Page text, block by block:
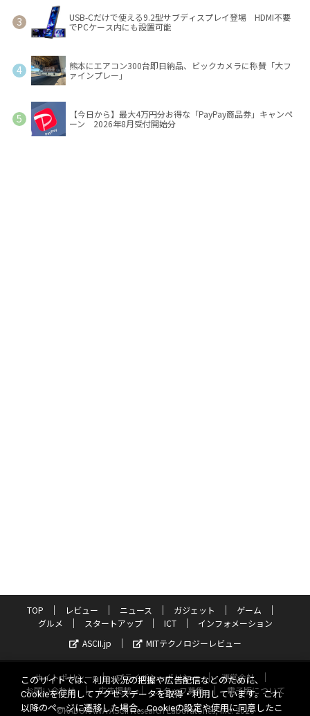
USB-Cだけで使える9.2型サブディスプレイ登場 HDMI不要
でPCケース内にも設置可能
熊本にエアコン300台即日納品、ビックカメラに称賛「大フ
ァインプレー」
【今日から】最大4万円分お得な「PayPay商品券」キャンペ
ーン 2026年8月受付開始分
TOP レビュー ニュース ガジェット
ゲーム
グルメ
スタートアップ ICT
インフォメーション
ASCII.jp
MITテクノロジーレビュー
サイトポリシー プライバシーポリシー
運営会社
お問い合わせ
広告掲載 スタッフ募集
電子版について
©KADOKAWA ASCII Research Laboratories, Inc. 2026
このサイトでは、利用状況の把握や広告配信などのために、
Cookieを使用してアクセスデータを取得・利用しています。これ
以降のページに遷移した場合、Cookieの設定や使用に同意したこ